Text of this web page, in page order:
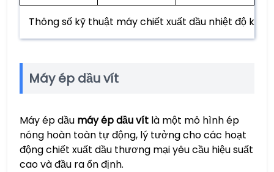
Thông số kỹ thuật máy chiết xuất dầu nhiệt độ kép
Máy ép dầu vít
Máy ép dầu máy ép dầu vít là một mô hình ép
nóng hoàn toàn tự động, lý tưởng cho các hoạt
động chiết xuất dầu thương mại yêu cầu hiệu suất
cao và đầu ra ổn định.